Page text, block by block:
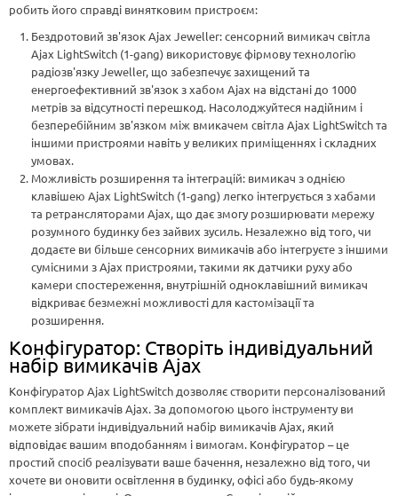
робить його справді винятковим пристроєм:
Бездротовий зв'язок Ajax Jeweller: сенсорний вимикач світла
Ajax LightSwitch (1-gang) використовує фірмову технологію
радіозв'язку Jeweller, що забезпечує захищений та
енергоефективний зв'язок з хабом Ajax на відстані до 1000
метрів за відсутності перешкод. Насолоджуйтеся надійним і
безперебійним зв'язком між вмикачем світла Ajax LightSwitch та
іншими пристроями навіть у великих приміщеннях і складних
умовах.
Можливість розширення та інтеграцій: вимикач з однією
клавішею Ajax LightSwitch (1-gang) легко інтегрується з хабами
та ретрансляторами Ajax, що дає змогу розширювати мережу
розумного будинку без зайвих зусиль. Незалежно від того, чи
додаєте ви більше сенсорних вимикачів або інтегруєте з іншими
сумісними з Ajax пристроями, такими як датчики руху або
камери спостереження, внутрішній одноклавішний вимикач
відкриває безмежні можливості для кастомізації та
розширення.
Конфігуратор: Створіть індивідуальний
набір вимикачів Ajax
Конфігуратор Ajax LightSwitch дозволяє створити персоналізований
комплект вимикачів Ajax. За допомогою цього інструменту ви
можете зібрати індивідуальний набір вимикачів Ajax, який
відповідає вашим вподобанням і вимогам. Конфігуратор – це
простий спосіб реалізувати ваше бачення, незалежно від того, чи
хочете ви оновити освітлення в будинку, офісі або будь-якому